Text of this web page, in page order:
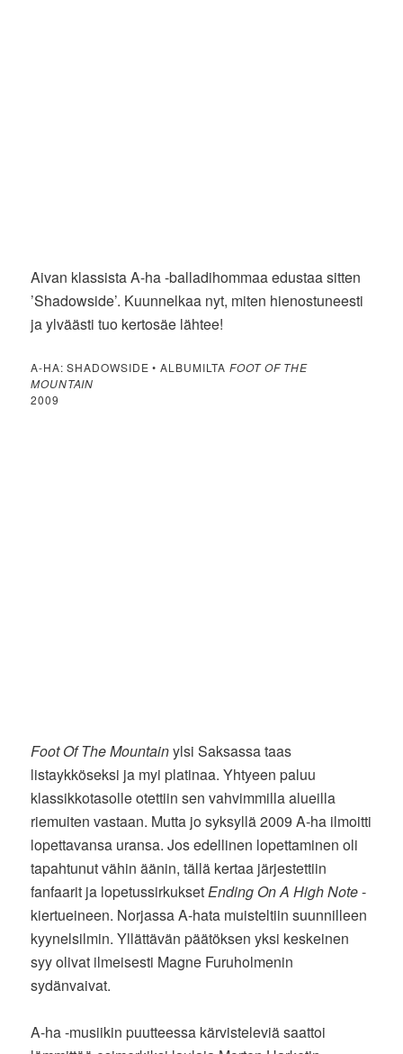
Aivan klassista A-ha -balladihommaa edustaa sitten
’Shadowside’. Kuunnelkaa nyt, miten hienostuneesti
ja ylväästi tuo kertosäe lähtee!
A-HA: SHADOWSIDE • ALBUMILTAFOOT OF THE
MOUNTAIN
2009
Foot Of The Mountainylsi Saksassa taas
listaykköseksi ja myi platinaa. Yhtyeen paluu
klassikkotasolle otettiin sen vahvimmilla alueilla
riemuiten vastaan. Mutta jo syksyllä 2009 A-ha ilmoitti
lopettavansa uransa. Jos edellinen lopettaminen oli
tapahtunut vähin äänin, tällä kertaa järjestettiin
fanfaarit ja lopetussirkuksetEnding On A High Note-
kiertueineen. Norjassa A-hata muisteltiin suunnilleen
kyynelsilmin. Yllättävän päätöksen yksi keskeinen
syy olivat ilmeisesti Magne Furuholmenin
sydänvaivat.
A-ha -musiikin puutteessa kärvisteleviä saattoi